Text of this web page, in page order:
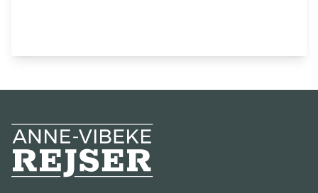
Anne-Vibeke Rejser